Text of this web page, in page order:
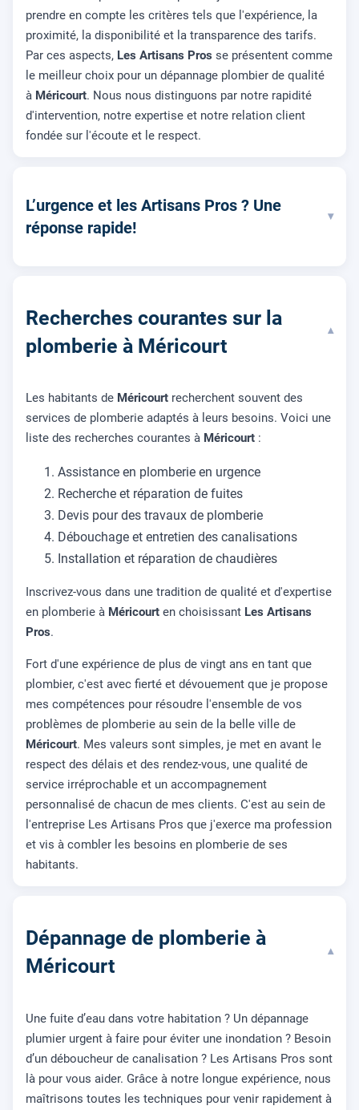
prendre en compte les critères tels que l'expérience, la
proximité, la disponibilité et la transparence des tarifs.
Par ces aspects, Les Artisans Pros se présentent comme
le meilleur choix pour un dépannage plombier de qualité
à Méricourt. Nous nous distinguons par notre rapidité
d'intervention, notre expertise et notre relation client
fondée sur l'écoute et le respect.
L’urgence et les Artisans Pros ? Une
réponse rapide!
▾
Recherches courantes sur la
plomberie à Méricourt
▾
Les habitants de Méricourt recherchent souvent des
services de plomberie adaptés à leurs besoins. Voici une
liste des recherches courantes à Méricourt :
Assistance en plomberie en urgence
Recherche et réparation de fuites
Devis pour des travaux de plomberie
Débouchage et entretien des canalisations
Installation et réparation de chaudières
Inscrivez-vous dans une tradition de qualité et d'expertise
en plomberie à Méricourt en choisissant Les Artisans
Pros.
Fort d'une expérience de plus de vingt ans en tant que
plombier, c'est avec fierté et dévouement que je propose
mes compétences pour résoudre l'ensemble de vos
problèmes de plomberie au sein de la belle ville de
Méricourt. Mes valeurs sont simples, je met en avant le
respect des délais et des rendez-vous, une qualité de
service irréprochable et un accompagnement
personnalisé de chacun de mes clients. C'est au sein de
l'entreprise Les Artisans Pros que j'exerce ma profession
et vis à combler les besoins en plomberie de ses
habitants.
Dépannage de plomberie à
Méricourt
▾
Une fuite d’eau dans votre habitation ? Un dépannage
plumier urgent à faire pour éviter une inondation ? Besoin
d’un déboucheur de canalisation ? Les Artisans Pros sont
là pour vous aider. Grâce à notre longue expérience, nous
maîtrisons toutes les techniques pour venir rapidement à